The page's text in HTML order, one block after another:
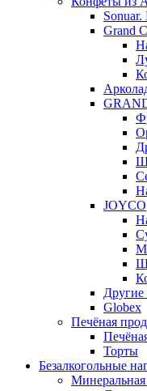
Grand
JOYCO
Другие
Globex
Печёная
Торты
Безалкогольные